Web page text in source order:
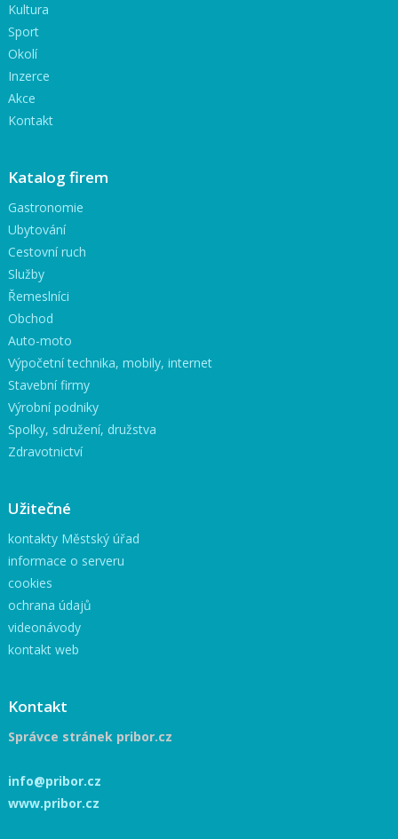
Kultura
Sport
Okolí
Inzerce
Akce
Kontakt
Katalog firem
Gastronomie
Ubytování
Cestovní ruch
Služby
Řemeslníci
Obchod
Auto-moto
Výpočetní technika, mobily, internet
Stavební firmy
Výrobní podniky
Spolky, sdružení, družstva
Zdravotnictví
Užitečné
kontakty Městský úřad
informace o serveru
cookies
ochrana údajů
videonávody
kontakt web
Kontakt
Správce stránek pribor.cz
info@pribor.cz
www.pribor.cz